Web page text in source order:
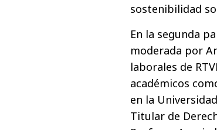
sostenibilidad
En la segunda
moderada por
laborales de
académicos
en la
Titular de